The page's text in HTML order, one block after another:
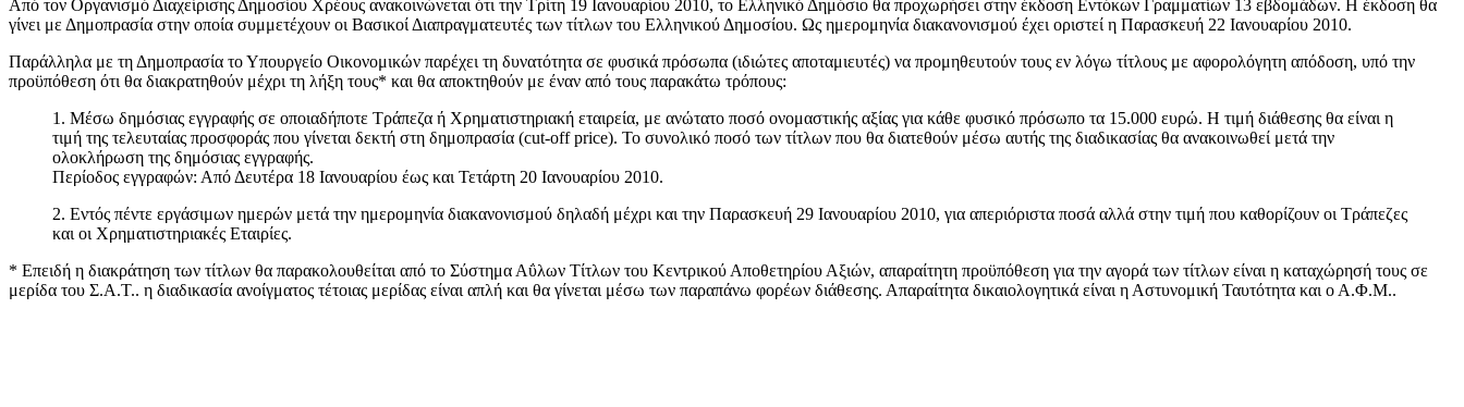
Από τον Οργανισμό Διαχείρισης Δημοσίου Χρέους ανακοινώνεται ότι την Τρίτη 19 Ιανουαρίου 2010, το Ελληνικό Δημόσιο θα προχωρήσει στην έκδοση Εντόκων Γραμματίων 13 εβδομάδων. Η έκδοση θα
γίνει με Δημοπρασία στην οποία συμμετέχουν οι Βασικοί Διαπραγματευτές των τίτλων του Ελληνικού Δημοσίου. Ως ημερομηνία διακανονισμού έχει οριστεί η Παρασκευή 22 Ιανουαρίου 2010.
Παράλληλα με τη Δημοπρασία το Υπουργείο Οικονομικών παρέχει τη δυνατότητα σε φυσικά πρόσωπα (ιδιώτες αποταμιευτές) να προμηθευτούν τους εν λόγω τίτλους με αφορολόγητη απόδοση, υπό την
προϋπόθεση ότι θα διακρατηθούν μέχρι τη λήξη τους* και θα αποκτηθούν με έναν από τους παρακάτω τρόπους:
1. Μέσω δημόσιας εγγραφής σε οποιαδήποτε Τράπεζα ή Χρηματιστηριακή εταιρεία, με ανώτατο ποσό ονομαστικής αξίας για κάθε φυσικό πρόσωπο τα 15.000 ευρώ. Η τιμή διάθεσης θα είναι η
τιμή της τελευταίας προσφοράς που γίνεται δεκτή στη δημοπρασία (cut-off price). Το συνολικό ποσό των τίτλων που θα διατεθούν μέσω αυτής της διαδικασίας θα ανακοινωθεί μετά την
ολοκλήρωση της δημόσιας εγγραφής.
Περίοδος εγγραφών: Από Δευτέρα 18 Ιανουαρίου έως και Τετάρτη 20 Ιανουαρίου 2010.
2. Εντός πέντε εργάσιμων ημερών μετά την ημερομηνία διακανονισμού δηλαδή μέχρι και την Παρασκευή 29 Ιανουαρίου 2010, για απεριόριστα ποσά αλλά στην τιμή που καθορίζουν οι Τράπεζες
και οι Χρηματιστηριακές Εταιρίες.
* Επειδή η διακράτηση των τίτλων θα παρακολουθείται από το Σύστημα Αΰλων Τίτλων του Κεντρικού Αποθετηρίου Αξιών, απαραίτητη προϋπόθεση για την αγορά των τίτλων είναι η καταχώρησή τους σε
μερίδα του Σ.Α.Τ.. η διαδικασία ανοίγματος τέτοιας μερίδας είναι απλή και θα γίνεται μέσω των παραπάνω φορέων διάθεσης. Απαραίτητα δικαιολογητικά είναι η Αστυνομική Ταυτότητα και ο Α.Φ.Μ..